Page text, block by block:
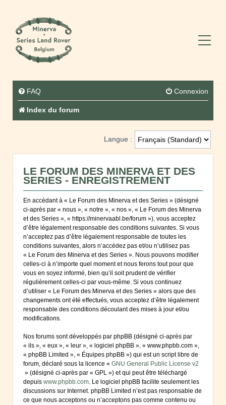
FAQ Connexion
Index du forum
Langue :
LE FORUM DES MINERVA ET DES
SERIES - ENREGISTREMENT
En accédant à « Le Forum des Minerva et des Series » (désigné
ci-après par « nous », « notre », « nos », « Le Forum des Minerva
et des Series », « https://minervaabl.be/forum »), vous acceptez
d’être légalement responsable des conditions suivantes. Si vous
n’acceptez pas d’être légalement responsable de toutes les
conditions suivantes, alors n’accédez pas et/ou n’utilisez pas
« Le Forum des Minerva et des Series ». Nous pouvons modifier
celles-ci à n’importe quel moment et nous ferons tout pour que
vous en soyez informé, bien qu’il soit prudent de vérifier
régulièrement celles-ci par vous-même. Si vous continuez
d’utiliser « Le Forum des Minerva et des Series » alors que des
changements ont été effectués, vous acceptez d’être légalement
responsable des conditions découlant des mises à jour et/ou
modifications.
Nos forums sont développés par phpBB (désigné ci-après par
« ils », « eux », « leur », « logiciel phpBB », « www.phpbb.com »,
« phpBB Limited », « Équipes phpBB ») qui est un script libre de
forum, déclaré sous la licence « GNU General Public License v2
» (désigné ci-après par « GPL ») et qui peut être téléchargé
depuis www.phpbb.com. Le logiciel phpBB facilite seulement les
discussions sur Internet. phpBB Limited n’est pas responsable de
ce que nous acceptons ou n’acceptons pas comme contenu ou